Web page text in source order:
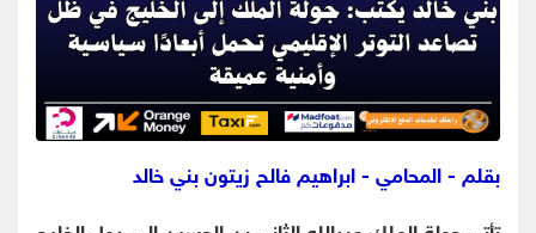
بقلم - المحامي - ابراهيم فالح زيتون بني خالد